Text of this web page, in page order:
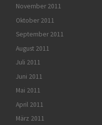
November 2011
Oktober 2011
September 2011
August 2011
Juli 2011
Juni 2011
Mai 2011
April 2011
März 2011